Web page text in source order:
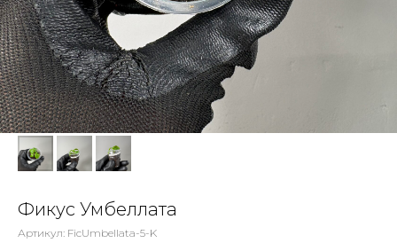
Фикус Умбеллата
Артикул: FicUmbellata-5-K